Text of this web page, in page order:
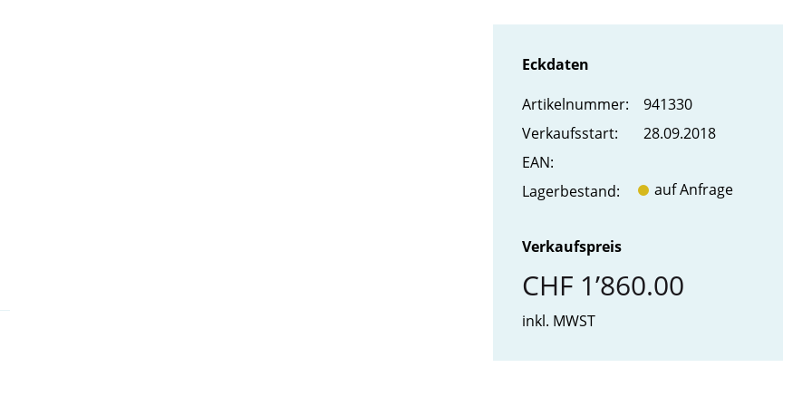
Eckdaten
Artikel­nummer:
941330
Verkaufs­start:
28.09.2018
EAN:
Lager­bestand:
auf Anfrage
Verkaufspreis
CHF 1’860.00
inkl. MWST